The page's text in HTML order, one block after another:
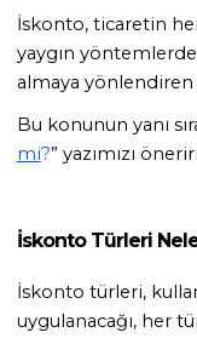
İskonto, ticaretin
yaygın
almaya yönlendiren
Bu konunun yanı
mi?” yazımızı
İskonto Türleri
İskonto türleri,
uygulanacağı, her